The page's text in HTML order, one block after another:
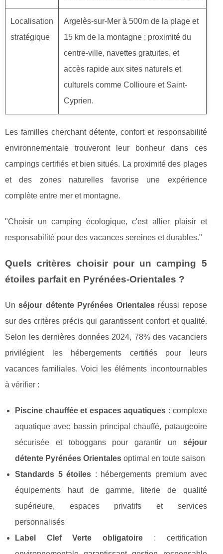
Localisation
stratégique
Argelès-sur-Mer à 500m de la plage et
15 km de la montagne ; proximité du
centre-ville, navettes gratuites, et
accès rapide aux sites naturels et
culturels comme Collioure et Saint-
Cyprien.
Les familles cherchant détente, confort et responsabilité
environnementale trouveront leur bonheur dans ces
campings certifiés et bien situés. La proximité des plages
et des zones naturelles favorise une expérience
complète entre mer et montagne.
"Choisir un camping écologique, c'est allier plaisir et
responsabilité pour des vacances sereines et durables."
Quels critères choisir pour un camping 5
étoiles parfait en Pyrénées-Orientales ?
Unséjour détente Pyrénées Orientalesréussi repose
sur des critères précis qui garantissent confort et qualité.
Selon les dernières données 2024, 78% des vacanciers
privilégient les hébergements certifiés pour leurs
vacances familiales. Voici les éléments incontournables
à vérifier :
Piscine chauffée et espaces aquatiques : complexe
aquatique avec bassin principal chauffé, pataugeoire
sécurisée et toboggans pour garantir un séjour
détente Pyrénées Orientales optimal en toute saison
Standards 5 étoiles : hébergements premium avec
équipements haut de gamme, literie de qualité
supérieure, espaces privatifs et services
personnalisés
Label Clef Verte obligatoire : certification